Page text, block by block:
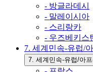
- 방글라데시
- 말레이시아
- 스리랑카
- 우즈베키스
7. 세계민속-유럽/
7. 세계민속-유럽/아